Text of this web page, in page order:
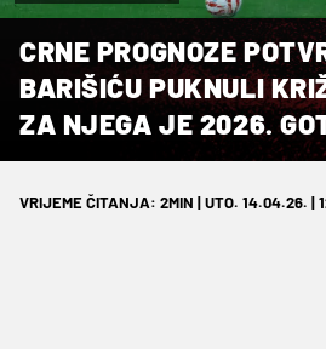
CRNE PROGNOZE
BARIŠIĆU PUKNULI
ZA NJEGA JE 2026.
VRIJEME ČITANJA: 2MIN | UTO. 14.04.26. |